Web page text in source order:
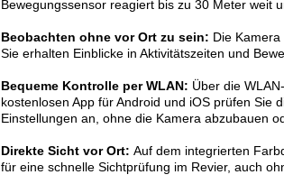
Bewegungssensor reagiert bis zu 30 Meter weit
Beobachten ohne vor Ort zu sein: Die
Sie erhalten Einblicke in Aktivitätszeiten und
Bequeme Kontrolle per WLAN: Über die
kostenlosen App für Android und iOS prüfen Sie
Einstellungen an, ohne die Kamera abzubauen
Direkte Sicht vor Ort: Auf dem integrierten
für eine schnelle Sichtprüfung im Revier, auch